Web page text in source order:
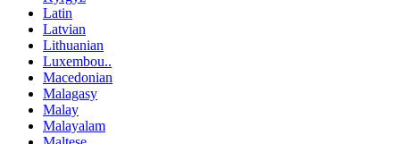
Latin
Latvian
Lithuanian
Luxembou..
Macedonian
Malagasy
Malay
Malayalam